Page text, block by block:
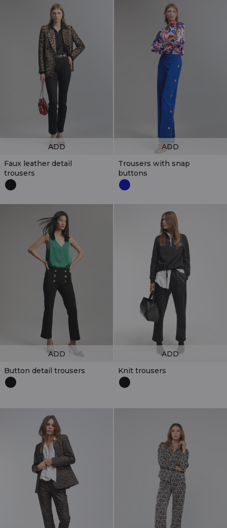
Faux leather detail
trousers
ADD
Trousers with snap
buttons
ADD
Button detail trousers
ADD
Knit trousers
ADD